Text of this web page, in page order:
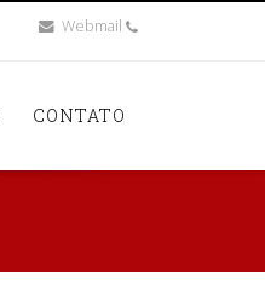
Webmail
CONTATO